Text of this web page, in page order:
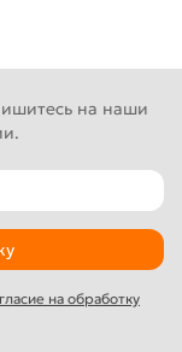
на наши
на обработку